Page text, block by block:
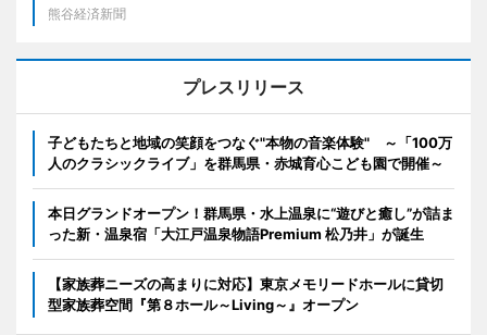
熊谷経済新聞
プレスリリース
子どもたちと地域の笑顔をつなぐ"本物の音楽体験" ～「100万
人のクラシックライブ」を群馬県・赤城育心こども園で開催～
本日グランドオープン！群馬県・水上温泉に“遊びと癒し”が詰ま
った新・温泉宿「大江戸温泉物語Premium 松乃井」が誕生
【家族葬ニーズの高まりに対応】東京メモリードホールに貸切
型家族葬空間『第８ホール～Living～』オープン